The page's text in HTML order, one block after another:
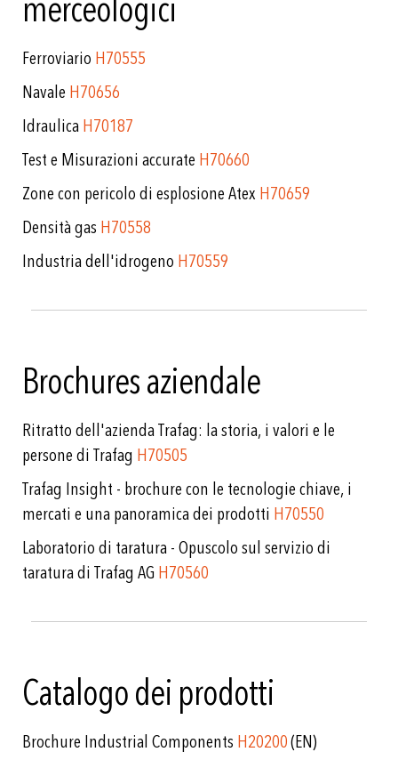
merceologici
Ferroviario H70555
Navale H70656
IdraulicaH70187
Test e Misurazioni accurate H70660
Zone con pericolo di esplosione Atex H70659
Densità gas H70558
Industria dell'idrogeno H70559
Brochures aziendale
Ritratto dell'azienda Trafag: la storia, i valori e le
persone di Trafag H70505
Trafag Insight - brochure con le tecnologie chiave, i
mercati e una panoramica dei prodotti H70550
Laboratorio di taratura - Opuscolo sul servizio di
taratura di Trafag AG H70560
Catalogo dei prodotti
Brochure Industrial Components H20200(EN)